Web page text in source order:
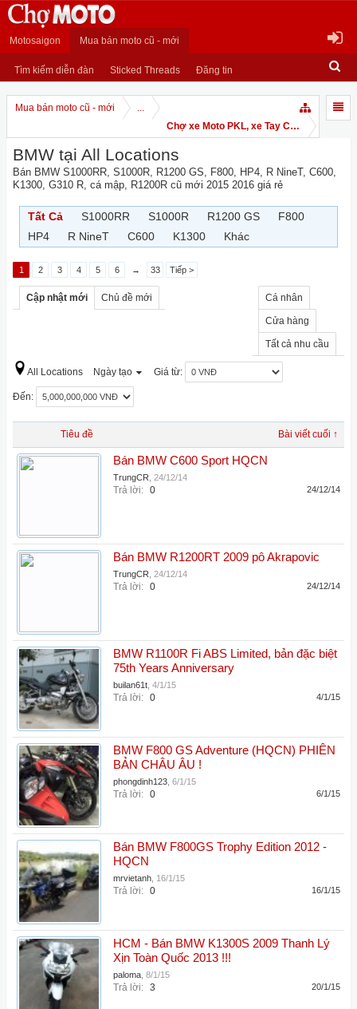
Motosaigon Mua bán moto cũ - mới
Tìm kiếm diễn đàn Sticked Threads Đăng tin
Mua bán moto cũ - mới
...
Chợ xe Moto PKL, xe Tay Côn
BMW tại All Locations
Bán BMW S1000RR, S1000R, R1200 GS, F800, HP4, R NineT, C600,
K1300, G310 R, cá mập, R1200R cũ mới 2015 2016 giá rẻ
Tất Cả S1000RR S1000R R1200 GS
F800
HP4
R NineT C600 K1300 Khác
1 2 3 4 5 6 → 33 Tiếp >
Cập nhật mới Chủ đề mới Cá nhân
Cửa hàng
Tất cả nhu cầu
All Locations Ngày tạo Giá từ:
Đến:
Tiêu đề Bài viết cuối ↑
Bán BMW C600 Sport HQCN
TrungCR 24/12/14
Trả lời: 0 24/12/14
Bán BMW R1200RT 2009 pô Akrapovic
TrungCR 24/12/14
Trả lời: 0 24/12/14
BMW R1100R Fi ABS Limited, bản đặc biệt
75th Years Anniversary
builan61t 4/1/15
Trả lời: 0 4/1/15
BMW F800 GS Adventure (HQCN) PHIÊN
BẢN CHÂU ÂU !
phongdinh123 6/1/15
Trả lời: 0 6/1/15
Bán BMW F800GS Trophy Edition 2012 -
HQCN
mrvietanh 16/1/15
Trả lời: 0 16/1/15
HCM - Bán BMW K1300S 2009 Thanh Lý
Xịn Toàn Quốc 2013 !!!
paloma 8/1/15
Trả lời: 3 20/1/15